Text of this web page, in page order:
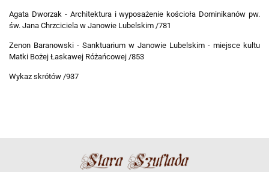
Agata Dworzak - Architektura i wyposażenie kościoła Dominikanów pw.
św. Jana Chrzciciela w Janowie Lubelskim /781
Zenon Baranowski - Sanktuarium w Janowie Lubelskim - miejsce kultu
Matki Bożej Łaskawej Różańcowej /853
Wykaz skrótów /937